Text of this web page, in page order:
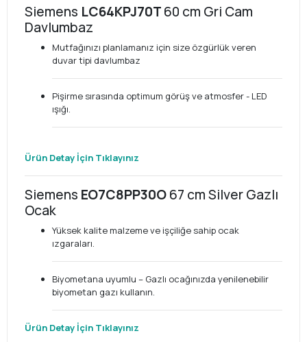
Siemens LC64KPJ70T60 cm Gri Cam
Davlumbaz
Mutfağınızı planlamanız için size özgürlük veren
duvar tipi davlumbaz
Pişirme sırasında optimum görüş ve atmosfer - LED
ışığı.
Ürün Detay İçin Tıklayınız
Siemens EO7C8PP30O67 cm Silver Gazlı
Ocak
Yüksek kalite malzeme ve işçiliğe sahip ocak
ızgaraları.
Biyometana uyumlu – Gazlı ocağınızda yenilenebilir
biyometan gazı kullanın.
Ürün Detay İçin Tıklayınız